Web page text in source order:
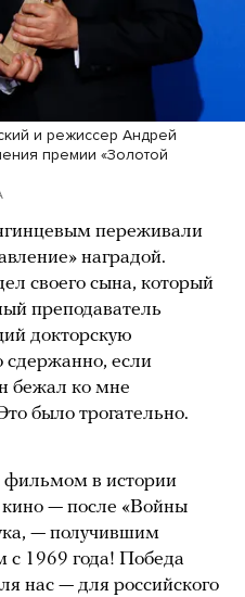
и режиссер Андрей
премии «Золотой
переживали
наградой.
своего сына, который
преподаватель
докторскую
сдержанно, если
бежал ко мне
было трогательно.
фильмом в истории
кино — после «Войны
— получившим
с 1969 года! Победа
нас — для российского